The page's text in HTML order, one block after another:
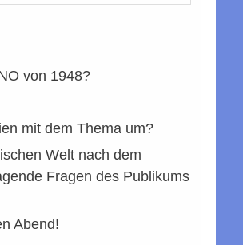
von 1948?
mit dem Thema um?
Welt nach dem
Fragen des Publikums
Abend!